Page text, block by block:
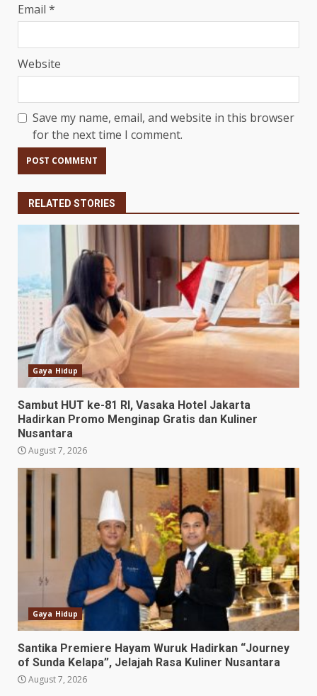
Email *
Website
Save my name, email, and website in this browser
for the next time I comment.
RELATED STORIES
Gaya Hidup
Sambut HUT ke-81 RI, Vasaka Hotel Jakarta
Hadirkan Promo Menginap Gratis dan Kuliner
Nusantara
August 7, 2026
Gaya Hidup
Santika Premiere Hayam Wuruk Hadirkan “Journey
of Sunda Kelapa”, Jelajah Rasa Kuliner Nusantara
August 7, 2026